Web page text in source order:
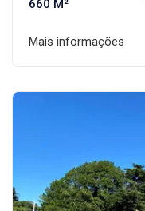
660 M²
Mais informações